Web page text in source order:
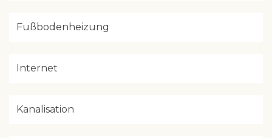
Fußbodenheizung
Internet
Kanalisation